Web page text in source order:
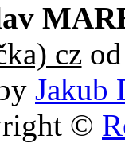
czod
Jakub
©